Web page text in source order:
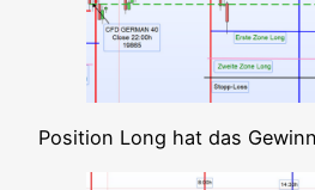
Posi­ti­on Long hat das